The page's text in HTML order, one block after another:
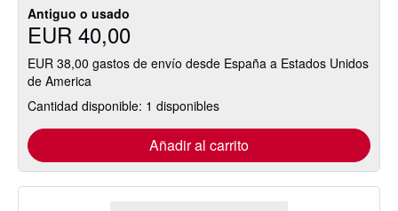
Antiguo o usado
EUR 40,00
EUR 38,00 gastos de envío desde España a Estados Unidos
de America
Cantidad disponible: 1 disponibles
Añadir al carrito